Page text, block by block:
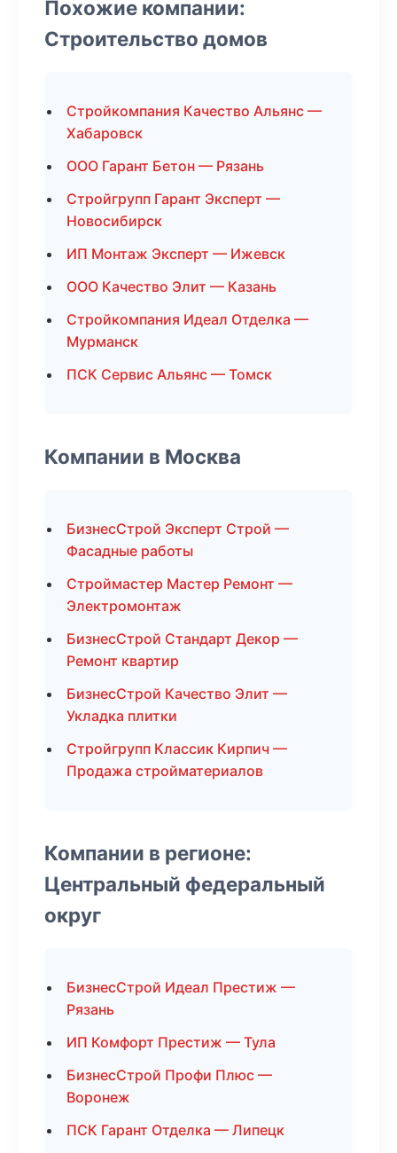
Похожие компании:
Строительство домов
Стройкомпания Качество Альянс —
Хабаровск
ООО Гарант Бетон — Рязань
Стройгрупп Гарант Эксперт —
Новосибирск
ИП Монтаж Эксперт — Ижевск
ООО Качество Элит — Казань
Стройкомпания Идеал Отделка —
Мурманск
ПСК Сервис Альянс — Томск
Компании в Москва
БизнесСтрой Эксперт Строй —
Фасадные работы
Строймастер Мастер Ремонт —
Электромонтаж
БизнесСтрой Стандарт Декор —
Ремонт квартир
БизнесСтрой Качество Элит —
Укладка плитки
Стройгрупп Классик Кирпич —
Продажа стройматериалов
Компании в регионе:
Центральный федеральный
округ
БизнесСтрой Идеал Престиж —
Рязань
ИП Комфорт Престиж — Тула
БизнесСтрой Профи Плюс —
Воронеж
ПСК Гарант Отделка — Липецк